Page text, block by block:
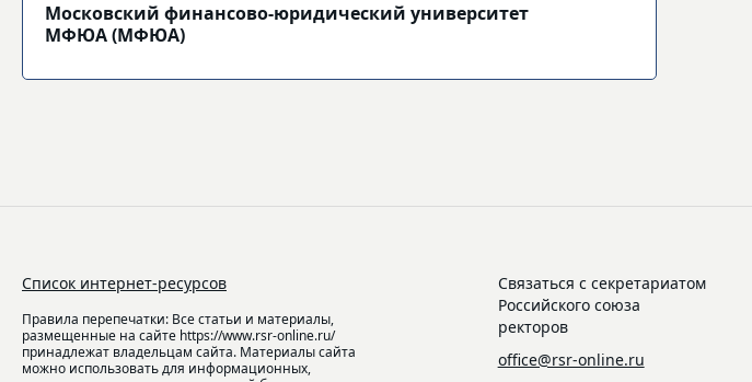
Московский финансово-юридический университет
МФЮА (МФЮА)
Список интернет-ресурсов
Правила перепечатки: Все статьи и материалы,
размещенные на сайте https://www.rsr-online.ru/
принадлежат владельцам сайта. Материалы сайта
можно использовать для информационных,
Связаться с секретариатом
Российского союза
ректоров
office@rsr-online.ru